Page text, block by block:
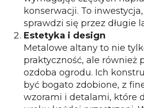
konserwacji. To
sprawdzi się przez długie
Estetyka i design
Metalowe altany to nie
praktyczność, ale również
ozdoba ogrodu. Ich
być bogato zdobione, z
wzorami i detalami, które